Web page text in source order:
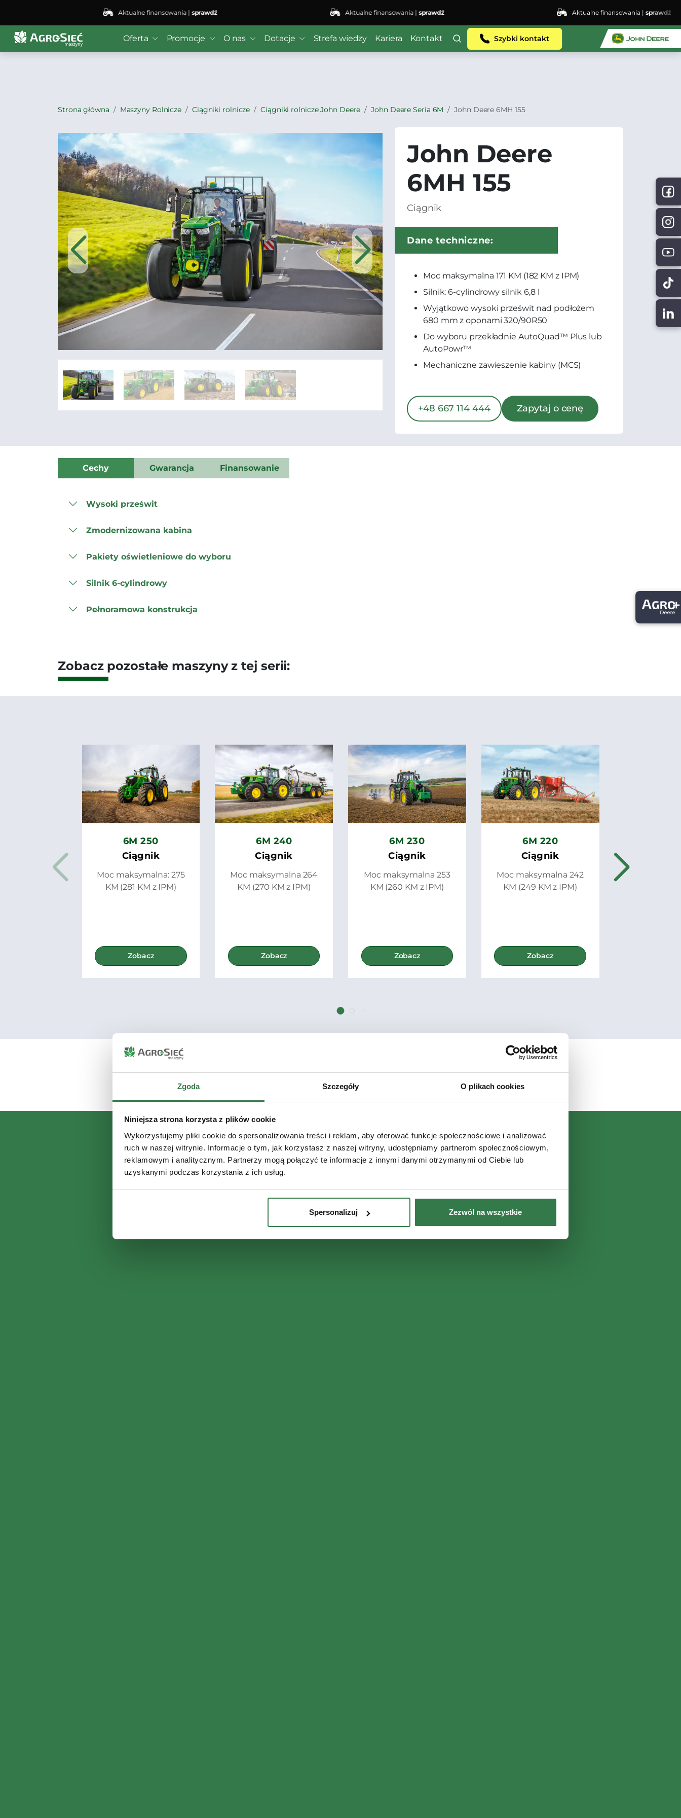
Zgoda Szczegóły O plikach cookies
Niniejsza strona korzysta z plików cookie
Wykorzystujemy pliki cookie do spersonalizowania treści i reklam, aby oferować funkcje społecznościowe i analizować
ruch w naszej witrynie. Informacje o tym, jak korzystasz z naszej witryny, udostępniamy partnerom społecznościowym,
reklamowym i analitycznym. Partnerzy mogą połączyć te informacje z innymi danymi otrzymanymi od Ciebie lub
uzyskanymi podczas korzystania z ich usług.
Spersonalizuj Zezwól na wszystkie
Deprecated: preg_replace(): Passing null to parameter #3 ($subject) of type array|string is deprecated in/home/klient.dhosting.pl/lswis6155/agro-siec.pl-
bei4/public_html/wp-content/plugins/wordfence/vendor/wordfence/wf-waf/src/lib/rules.php
Aktualne finansowania |sprawdź Aktualne finansowania |sprawdź Aktualne finansowania |sprawdź
Oferta Promocje O nas Dotacje Strefa wiedzy Kariera Kontakt Szybki kontakt
Strona główna Maszyny Rolnicze Ciągniki rolnicze Ciągniki rolnicze John Deere John Deere Seria 6M John Deere 6MH 155
John Deere
6MH 155
Ciągnik
Dane techniczne:
Moc maksymalna 171 KM (182 KM z IPM)
Silnik: 6-cylindrowy silnik 6,8 l
Wyjątkowo wysoki prześwit nad podłożem
680 mm z oponami 320/90R50
Do wyboru przekładnie AutoQuad™ Plus lub
AutoPowr™
Mechaniczne zawieszenie kabiny (MCS)
+48 667 114 444 Zapytaj o cenę
Cechy Gwarancja Finansowanie
Wysoki prześwit
Zmodernizowana kabina
Pakiety oświetleniowe do wyboru
Silnik 6-cylindrowy
Pełnoramowa konstrukcja
Zobacz pozostałe maszyny z tej serii:
6M 250
Ciągnik
Moc maksymalna: 275
KM (281 KM z IPM)
Zobacz
6M 240
Ciągnik
Moc maksymalna 264
KM (270 KM z IPM)
Zobacz
6M 230
Ciągnik
Moc maksymalna 253
KM (260 KM z IPM)
Zobacz
6M 220
Ciągnik
Moc maksymalna 242
KM (249 KM z IPM)
Zobacz
Zobacz wszystkie Ciągniki rolnicze